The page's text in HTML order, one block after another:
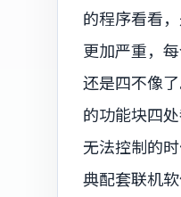
的程序看看
更加严重，
还是四不像
的功能块四
无法控制的
典配套联机